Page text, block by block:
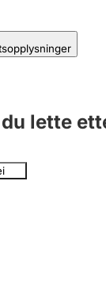
lette